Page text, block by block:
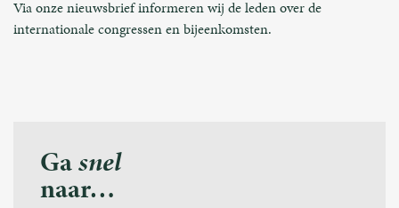
Via onze nieuwsbrief informeren wij de leden over de
internationale congressen en bijeenkomsten.
Gasnel
naar…